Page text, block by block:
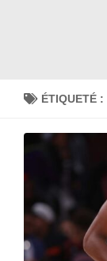
ÉTIQUETÉ :